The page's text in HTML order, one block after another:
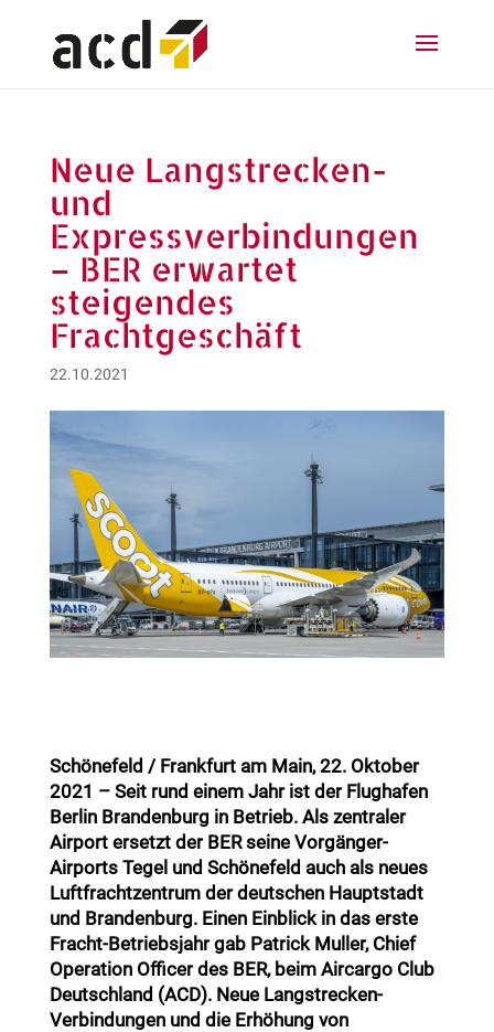
Neue Langstrecken-
und
Expressverbindungen
– BER erwartet
steigendes
Frachtgeschäft
22.10.2021
Schönefeld / Frankfurt am Main, 22. Oktober
2021 – Seit rund einem Jahr ist der Flughafen
Berlin Brandenburg in Betrieb. Als zentraler
Airport ersetzt der BER seine Vorgänger-
Airports Tegel und Schönefeld auch als neues
Luftfrachtzentrum der deutschen Hauptstadt
und Brandenburg. Einen Einblick in das erste
Fracht-Betriebsjahr gab Patrick Muller, Chief
Operation Officer des BER, beim Aircargo Club
Deutschland (ACD). Neue Langstrecken-
Verbindungen und die Erhöhung von